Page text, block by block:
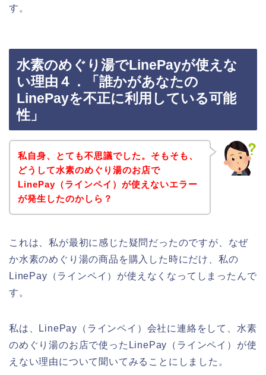
す。
水素のめぐり湯でLinePayが使えな
い理由４．「誰かがあなたの
LinePayを不正に利用している可能
性」
私自身、とても不思議でした。そもそも、
どうして水素のめぐり湯のお店で
LinePay（ラインペイ）が使えないエラー
が発生したのかしら？
これは、私が最初に感じた疑問だったのですが、なぜ
か水素のめぐり湯の商品を購入した時にだけ、私の
LinePay（ラインペイ）が使えなくなってしまったんで
す。
私は、LinePay（ラインペイ）会社に連絡をして、水素
のめぐり湯のお店で使ったLinePay（ラインペイ）が使
えない理由について聞いてみることにしました。